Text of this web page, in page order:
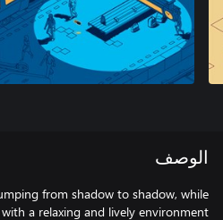
الوصف
from shadow to shadow, while